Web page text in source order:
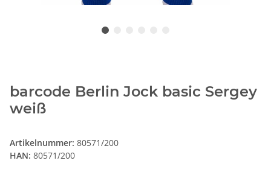
barcode Berlin Jock basic Sergey
weiß
Artikelnummer: 80571/200
HAN: 80571/200